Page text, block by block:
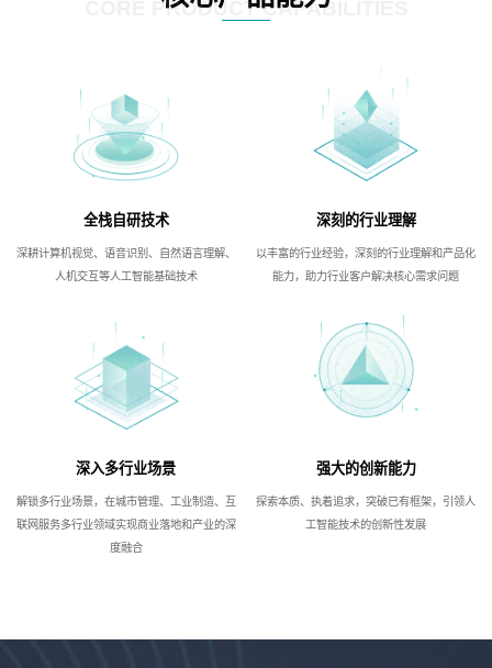
CORE PRODUCT CAPABILITIES
全栈自研技术
深耕计算机视觉、语音识别、自然语言理解、
人机交互等人工智能基础技术
深刻的行业理解
以丰富的行业经验，深刻的行业理解和产品化
能力，助力行业客户解决核心需求问题
深入多行业场景
解锁多行业场景，在城市管理、工业制造、互
联网服务多行业领域实现商业落地和产业的深
度融合
强大的创新能力
探索本质、执着追求，突破已有框架，引领人
工智能技术的创新性发展